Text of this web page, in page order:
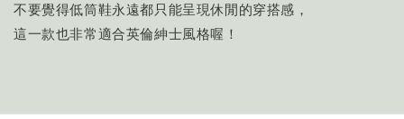
不要覺得低筒鞋永遠都只能呈現休閒的穿搭感，
這一款也非常適合英倫紳士風格喔！